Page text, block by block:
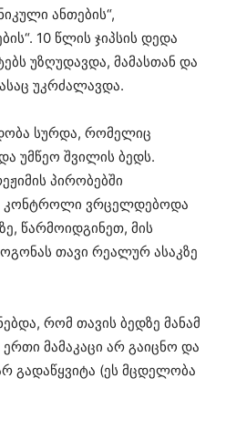
ანთების“,
10 წლის ჯიპსის დედა
უზღუდავდა, მამასთან და
უკრძალავდა.
სურდა, რომელიც
უმწეო შვილის ბედს.
პირობებში
კონტროლი ვრცელდებოდა
წარმოიდგინეთ, მის
თავი რეალურ ასაკზე
რომ თავის ბედზე მანამ
მამაკაცი არ გაიცნო და
გადაწყვიტა (ეს მცდელობა